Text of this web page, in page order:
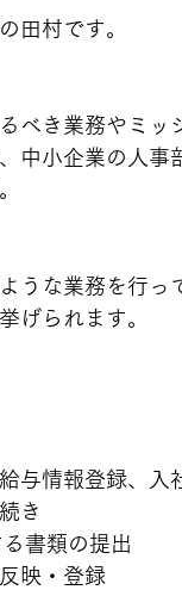
田村です。
べき業務やミ
中小企業の人
うな業務を行
げられます。
与情報登録、入
き
書類の提出
映・登録